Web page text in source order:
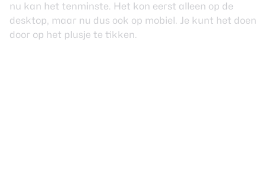
nu kan het tenminste. Het kon eerst alleen op de
desktop, maar nu dus ook op mobiel. Je kunt het doen
door op het plusje te tikken.